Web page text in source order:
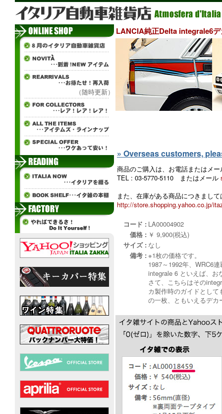
（随時更新）
LANCIA純正Delta integrale6
» Overseas customers,
商品のご購入は、お電話またはメ
TEL : 03-5770-5110 またはメール
また、在庫がある商品につきまし
http://store.shopping.yahoo.co.jp/
コード : LA00004902
価格 : ￥ 9,900(税込)
サイズ : なし
備考 : ※1枚の価格です。
1987～1992年、WRC6
integrale 6 といえば、お
さて、こちらはその
カ製作時のガイドとし
の一枚、ともいえるデカ